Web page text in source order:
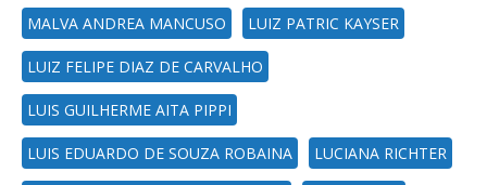
MALVA ANDREA MANCUSO LUIZ PATRIC KAYSER
LUIZ FELIPE DIAZ DE CARVALHO
LUIS GUILHERME AITA PIPPI
LUIS EDUARDO DE SOUZA ROBAINA LUCIANA RICHTER